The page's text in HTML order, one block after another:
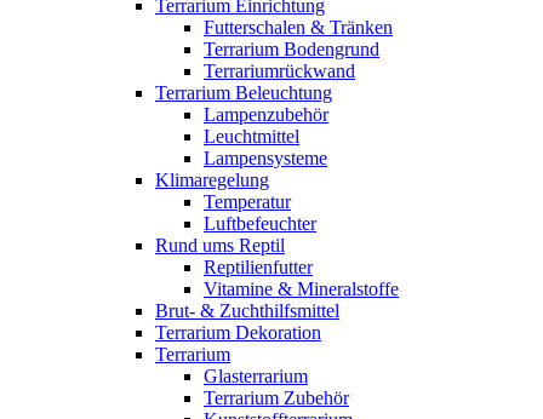
Terrarium Einrichtung
Futterschalen & Tränken
Terrarium Bodengrund
Terrariumrückwand
Terrarium Beleuchtung
Lampenzubehör
Leuchtmittel
Lampensysteme
Klimaregelung
Temperatur
Luftbefeuchter
Rund ums Reptil
Reptilienfutter
Vitamine & Mineralstoffe
Brut- & Zuchthilfsmittel
Terrarium Dekoration
Terrarium
Glasterrarium
Terrarium Zubehör